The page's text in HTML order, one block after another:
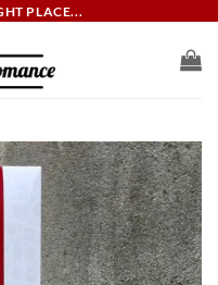
PLACE...